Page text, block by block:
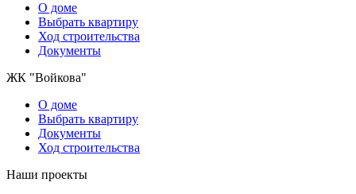
О домe
Выбрать квартиру
Ход строительства
Документы
ЖК "Войкова"
О доме
Выбрать квартиру
Документы
Ход строительства
Наши проекты